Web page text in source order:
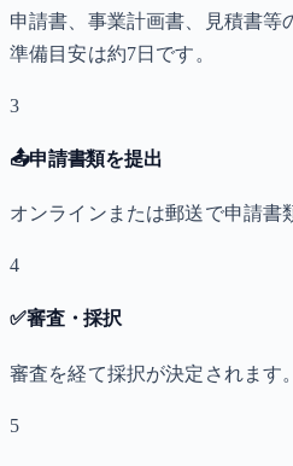
申請書、事業計画書、見積書等
準備目安は約7日です。
3
📤申請書類を提出
オンラインまたは郵送で申請書
4
✅審査・採択
審査を経て採択が決定されます
5